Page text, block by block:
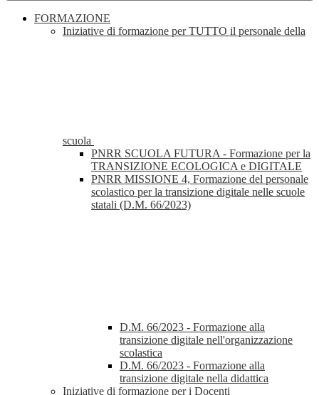
FORMAZIONE
Iniziative di formazione per TUTTO il personale della
scuola
PNRR SCUOLA FUTURA - Formazione per la
TRANSIZIONE ECOLOGICA e DIGITALE
PNRR MISSIONE 4, Formazione del personale
scolastico per la transizione digitale nelle scuole
statali (D.M. 66/2023)
D.M. 66/2023 - Formazione alla
transizione digitale nell'organizzazione
scolastica
D.M. 66/2023 - Formazione alla
transizione digitale nella didattica
Iniziative di formazione per i Docenti